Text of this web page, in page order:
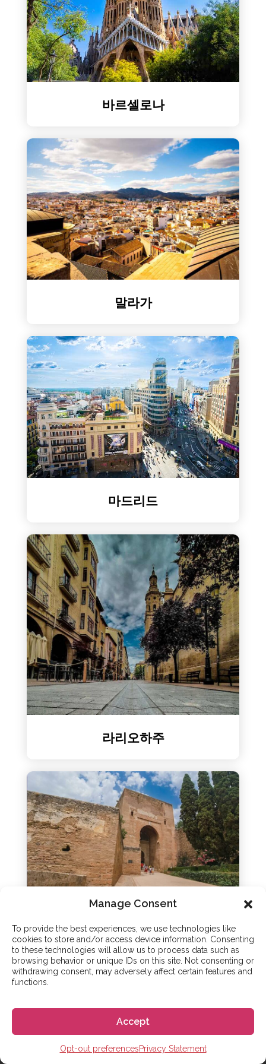
Manage Consent
To provide the best experiences, we use technologies like
cookies to store and/or access device information. Consenting
to these technologies will allow us to process data such as
browsing behavior or unique IDs on this site. Not consenting or
withdrawing consent, may adversely affect certain features and
functions.
Accept
Opt-out preferencesPrivacy Statement
바르셀로나
말라가
마드리드
라리오하주
그라나다
시작하기
부가 서비스